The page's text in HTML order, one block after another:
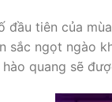
đầu tiên của
sắc ngọt ngào
hào quang sẽ